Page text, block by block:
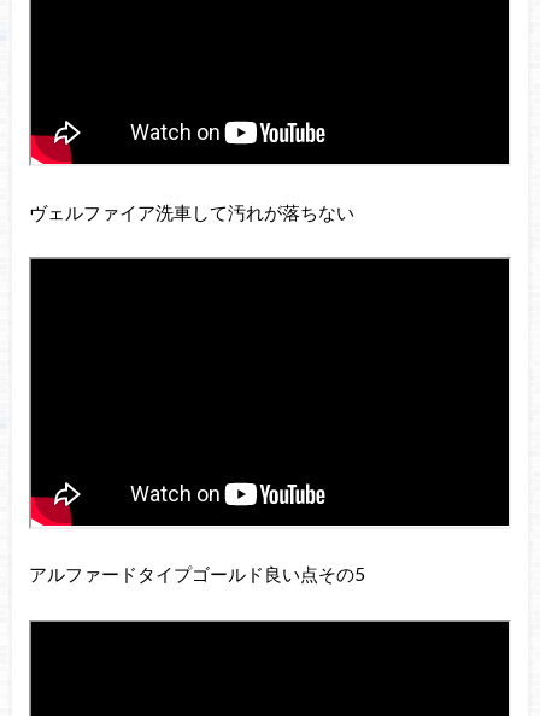
ヴェルファイア洗車して汚れが落ちない
アルファードタイプゴールド良い点その5